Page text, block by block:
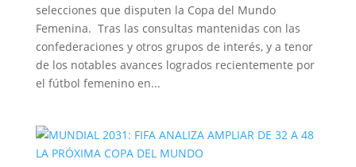
selecciones que disputen la Copa del Mundo
Femenina. Tras las consultas mantenidas con las
confederaciones y otros grupos de interés, y a tenor
de los notables avances logrados recientemente por
el fútbol femenino en...